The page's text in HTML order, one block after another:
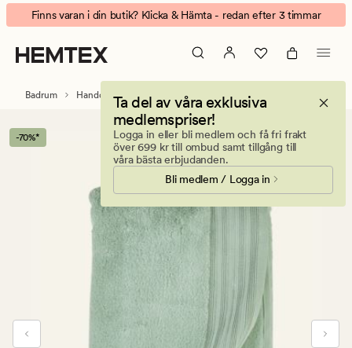
Hotel
Selection
handduk
lindblomsgrön
Animerad
banner.
Klicka
på
att
pausa.
Finns varan i din butik? Klicka & Hämta - redan efter 3 timmar
Ta del av våra exklusiva
medlemspriser!
Logga in eller bli medlem och få fri frakt
över 699 kr till ombud samt tillgång till
våra bästa erbjudanden.
Bli medlem / Logga in
Badrum Handdukar & badlakan Handdukar
-70%*